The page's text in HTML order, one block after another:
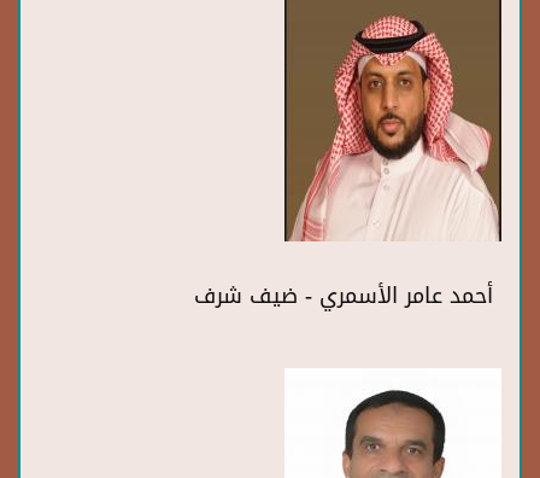
أحمد عامر الأسمري - ضيف شرف